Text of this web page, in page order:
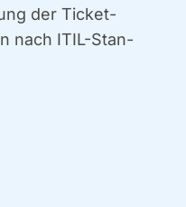
der Ticket-
nach ITIL-Stan­